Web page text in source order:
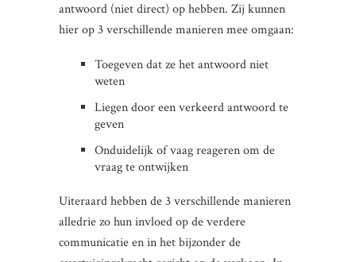
antwoord (niet direct) op hebben. Zij kunnen
hier op 3 verschillende manieren mee omgaan:
Toegeven dat ze het antwoord niet
weten
Liegen door een verkeerd antwoord te
geven
Onduidelijk of vaag reageren om de
vraag te ontwijken
Uiteraard hebben de 3 verschillende manieren
alledrie zo hun invloed op de verdere
communicatie en in het bijzonder de